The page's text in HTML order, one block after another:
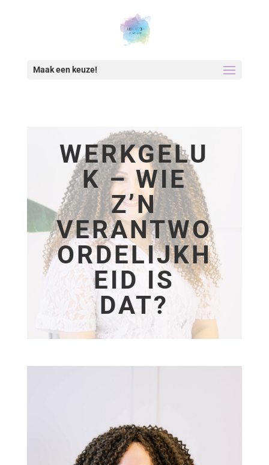
Maak een keuze!
WERKGELU
K – WIE
Z’N
VERANTWO
ORDELIJKH
EID IS
DAT?